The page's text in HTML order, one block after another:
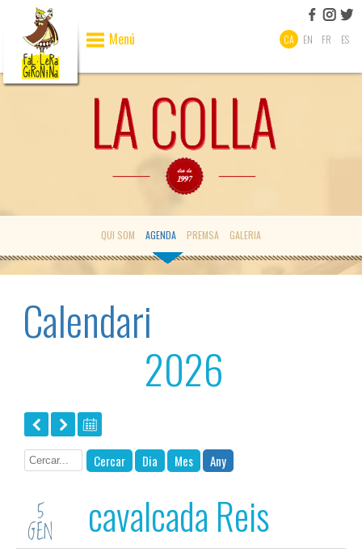
CA EN FR ES
Menú
QUI SOM AGENDA PREMSA GALERIA
Calendari
2026
Cercar Dia Mes Any
5
GEN cavalcada Reis